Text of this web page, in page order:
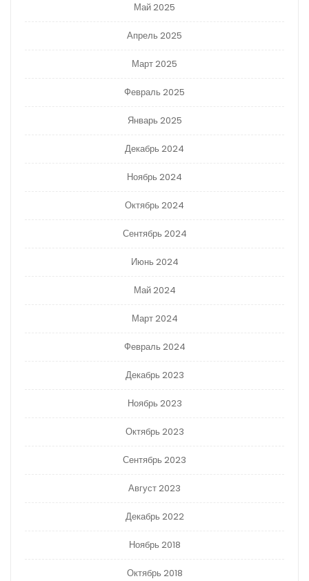
Май 2025
Апрель 2025
Март 2025
Февраль 2025
Январь 2025
Декабрь 2024
Ноябрь 2024
Октябрь 2024
Сентябрь 2024
Июнь 2024
Май 2024
Март 2024
Февраль 2024
Декабрь 2023
Ноябрь 2023
Октябрь 2023
Сентябрь 2023
Август 2023
Декабрь 2022
Ноябрь 2018
Октябрь 2018